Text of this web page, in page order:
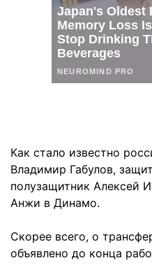
Как стало известно
Владимир Габулов,
полузащитник Алексей
Анжи в Динамо.
Скорее всего, о
объявлено до конца